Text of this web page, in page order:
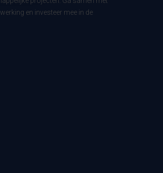
en investeer mee in de